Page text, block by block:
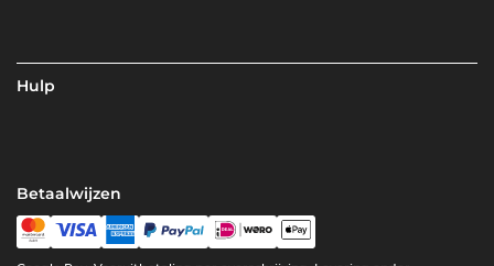
Hulp
Betaalwijzen